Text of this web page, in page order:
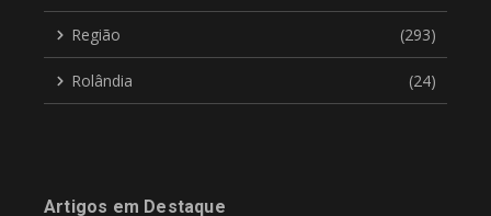
Região (293)
Rolândia (24)
Artigos em Destaque